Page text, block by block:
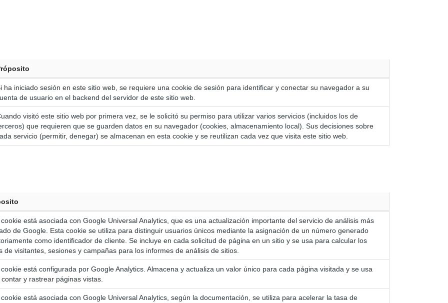
ha iniciado sesión en este sitio web, se requiere una cookie de sesión para identificar y conectar su navegador a su
de usuario en el backend del servidor de este sitio web.
visitó este sitio web por primera vez, se le solicitó su permiso para utilizar varios servicios (incluidos los de
que requieren que se guarden datos en su navegador (cookies, almacenamiento local). Sus decisiones sobre
servicio (permitir, denegar) se almacenan en esta cookie y se reutilizan cada vez que visita este sitio web.
está asociada con Google Universal Analytics, que es una actualización importante del servicio de análisis más
de Google. Esta cookie se utiliza para distinguir usuarios únicos mediante la asignación de un número generado
como identificador de cliente. Se incluye en cada solicitud de página en un sitio y se usa para calcular los
de visitantes, sesiones y campañas para los informes de análisis de sitios.
está configurada por Google Analytics. Almacena y actualiza un valor único para cada página visitada y se usa
y rastrear páginas vistas.
está asociada con Google Universal Analytics, según la documentación, se utiliza para acelerar la tasa de